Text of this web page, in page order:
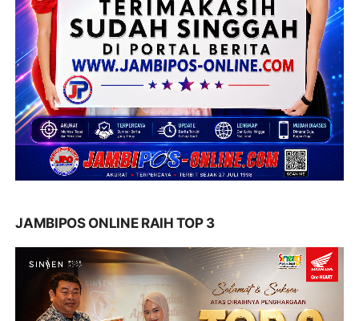
JAMBIPOS ONLINE RAIH TOP 3